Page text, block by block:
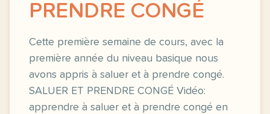
PRENDRE CONGÉ
Cette première semaine de cours, avec la
première année du niveau basique nous
avons appris à saluer et à prendre congé.
SALUER ET PRENDRE CONGÉ Vidéo:
apprendre à saluer et à prendre congé en